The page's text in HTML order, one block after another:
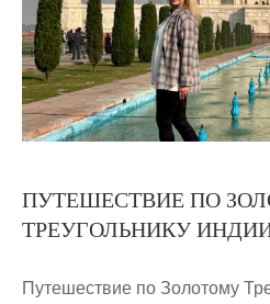
ПУТЕШЕСТВИЕ ПО
ТРЕУГОЛЬНИКУ
Путешествие по Золотому